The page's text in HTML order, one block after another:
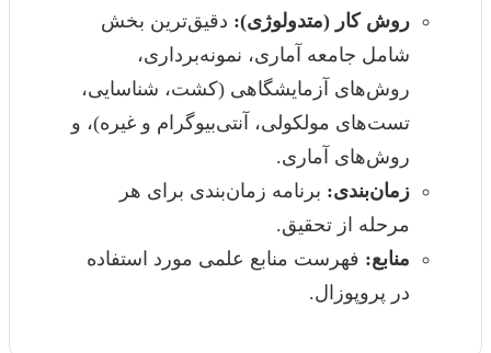
روش کار (متدولوژی): دقیق‌ترین بخش
شامل جامعه آماری، نمونه‌برداری،
روش‌های آزمایشگاهی (کشت، شناسایی،
تست‌های مولکولی، آنتی‌بیوگرام و غیره)، و
روش‌های آماری.
زمان‌بندی: برنامه زمان‌بندی برای هر
مرحله از تحقیق.
منابع: فهرست منابع علمی مورد استفاده
در پروپوزال.